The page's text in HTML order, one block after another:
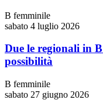
B femminile
sabato 4 luglio 2026
Due le regionali in
possibilità
B femminile
sabato 27 giugno 2026